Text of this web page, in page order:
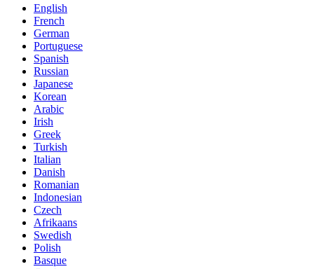
English
French
German
Portuguese
Spanish
Russian
Japanese
Korean
Arabic
Irish
Greek
Turkish
Italian
Danish
Romanian
Indonesian
Czech
Afrikaans
Swedish
Polish
Basque